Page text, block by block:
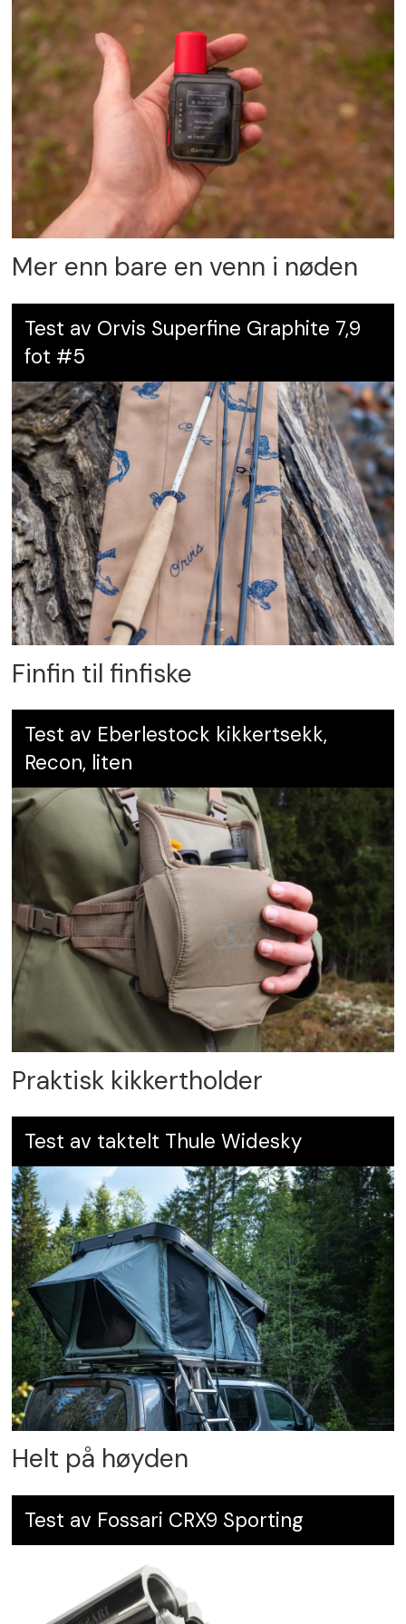
Karakter: 5
Mer enn bare en venn i nøden
Test av Orvis Superfine Graphite 7,9
fot #5
Finfin til finfiske
Test av Eberlestock kikkertsekk,
Recon, liten
Praktisk kikkertholder
Test av taktelt Thule Widesky
Helt på høyden
Test av Fossari CRX9 Sporting